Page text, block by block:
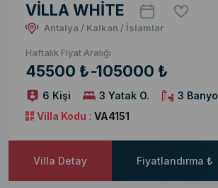
VİLLA WHİTE
Antalya / Kalkan / İslamlar
Haftalık Fiyat Aralığı
45500 ₺-105000 ₺
6 Kişi 3 Yatak O.
3 Banyo
Villa Kodu : VA4151
Villa Detay Fiyatlandırma ₺